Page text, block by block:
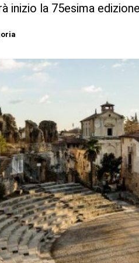
inizio la 75esima